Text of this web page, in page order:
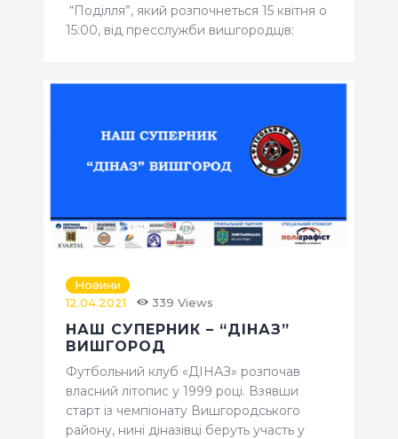
“Поділля”, який розпочнеться 15 квітня о
15:00, від пресслужби вишгородців:
Новини
12.04.2021
339 Views
НАШ СУПЕРНИК – “ДІНАЗ”
ВИШГОРОД
Футбольний клуб «ДІНАЗ» розпочав
власний літопис у 1999 році. Взявши
старт із чемпіонату Вишгородського
району, нині діназівці беруть участь у